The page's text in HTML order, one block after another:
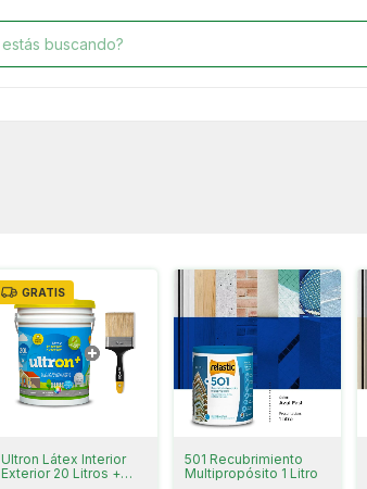
GRATIS
Ultron Látex Interior
Exterior 20 Litros +
501 Recubrimiento
Multipropósito 1 Litro